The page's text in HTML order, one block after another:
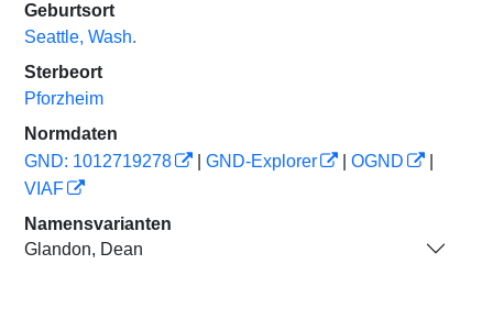
Geburtsort
Seattle, Wash.
Sterbeort
Pforzheim
Normdaten
GND: 1012719278
GND-Explorer OGND
VIAF
Namensvarianten
Glandon, Dean